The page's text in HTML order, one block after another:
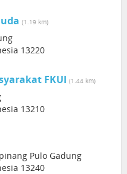
(1.19 km)
13220
FKUI (1.44 km)
13210
Pulo Gadung
13240